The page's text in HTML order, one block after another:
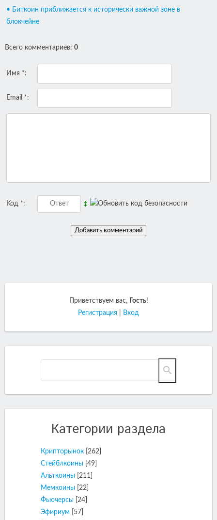
• Биткоин приближается к исторически важной зоне в
блокчейне
Всего комментариев: 0
Имя *:
Email *:
Код *:
Приветствуем вас, Гость!
Регистрация
Вход
Категории раздела
Крипторынок
[262]
Стейблкоины [49]
Альткоины
[211]
Мемкоины
[22]
Фьючерсы
[24]
Эфириум
[57]